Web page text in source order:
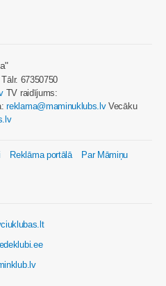
67350750
TV raidījums:
reklama@maminuklubs.lvVecāku
Reklāma portālā
Par Māmiņu